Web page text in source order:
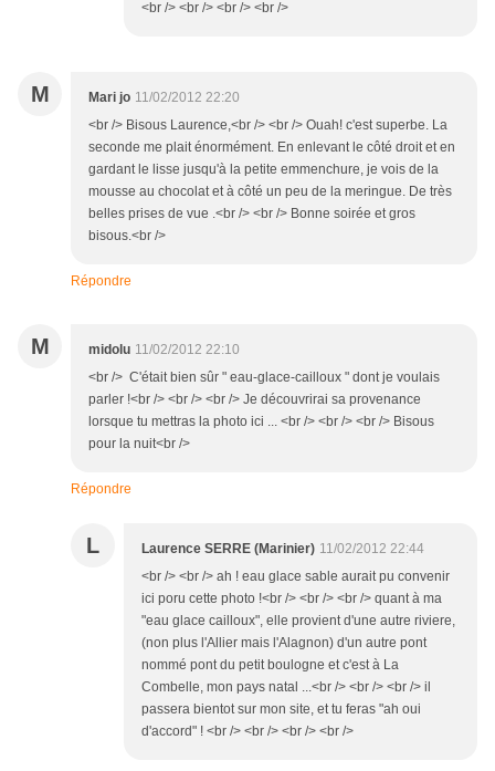
<br /> <br /> <br /> <br />
M Mari jo 11/02/2012 22:20
<br /> Bisous Laurence,<br /> <br /> Ouah! c'est superbe. La
seconde me plait énormément. En enlevant le côté droit et en
gardant le lisse jusqu'à la petite emmenchure, je vois de la
mousse au chocolat et à côté un peu de la meringue. De très
belles prises de vue .<br /> <br /> Bonne soirée et gros
bisous.<br />
Répondre
M midolu 11/02/2012 22:10
<br /> C'était bien sûr " eau-glace-cailloux " dont je voulais
parler !<br /> <br /> <br /> Je découvrirai sa provenance
lorsque tu mettras la photo ici ... <br /> <br /> <br /> Bisous
pour la nuit<br />
Répondre
L Laurence SERRE (Marinier) 11/02/2012 22:44
<br /> <br /> ah ! eau glace sable aurait pu convenir
ici poru cette photo !<br /> <br /> <br /> quant à ma
"eau glace cailloux", elle provient d'une autre riviere,
(non plus l'Allier mais l'Alagnon) d'un autre pont
nommé pont du petit boulogne et c'est à La
Combelle, mon pays natal ...<br /> <br /> <br /> il
passera bientot sur mon site, et tu feras "ah oui
d'accord" ! <br /> <br /> <br /> <br />